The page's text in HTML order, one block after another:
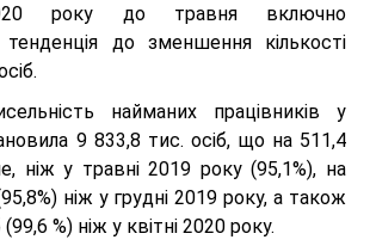
року до травня включно
тенденція до зменшення кількості
найманих працівників у
9 833,8 тис. осіб, що на 511,4
ніж у травні 2019 року (95,1%), на
ніж у грудні 2019 року, а також
%) ніж у квітні 2020 року.